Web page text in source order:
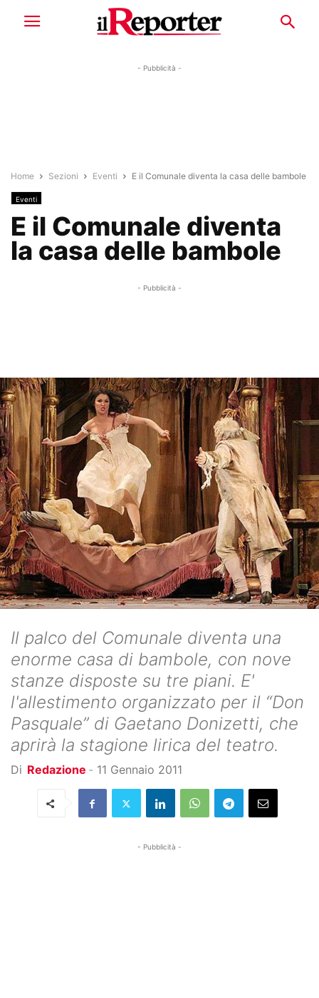
- Pubblicità -
Home Sezioni Eventi E il Comunale diventa la casa delle bambole
Eventi
E il Comunale diventa
la casa delle bambole
- Pubblicità -
Il palco del Comunale diventa una
enorme casa di bambole, con nove
stanze disposte su tre piani. E'
l'allestimento organizzato per il “Don
Pasquale” di Gaetano Donizetti, che
aprirà la stagione lirica del teatro.
Di Redazione - 11 Gennaio 2011
- Pubblicità -